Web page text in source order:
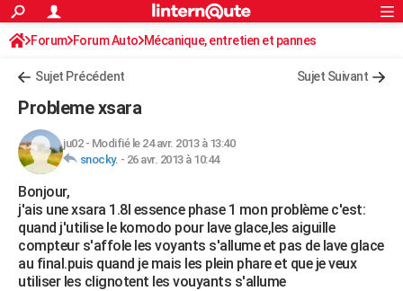
ACTUALITÉS
Politique
Société
Faits Divers
Education
Monde
Villes
+
FINANCE
Retraite
Impôts
Epargne
Immobilier
Risques naturels par ville
Banque
Assurance
Crédit
AUTO
Essais
Réserver un essai
Citadines
Berlines
SUV
Forum auto
+HIGH-TECH
Mobiles
Meilleur smartphone
Internet
Ordinateurs
Jeux vidéo
Guide high-tech
+BRICOLAGE
Forum
Aménagement intérieur
Extérieur
Cuisine
Salle de bains
Jardinage
Rangement
WEEK-END
Rechercher
S'inscrire
Connexion
Forum Forum Auto Mécanique, entretien et pannes
Sujet Précédent Sujet Suivant
Probleme xsara
ju02- Modifié le 24 avr. 2013 à 13:40
snocky. - 26 avr. 2013 à 10:44
Bonjour,
j'ais une xsara 1.8l essence phase 1 mon problème c'est:
quand j'utilise le komodo pour lave glace,les aiguille
compteur s'affole les voyants s'allume et pas de lave glace
au final.puis quand je mais les plein phare et que je veux
utiliser les clignotent les vouyants s'allume